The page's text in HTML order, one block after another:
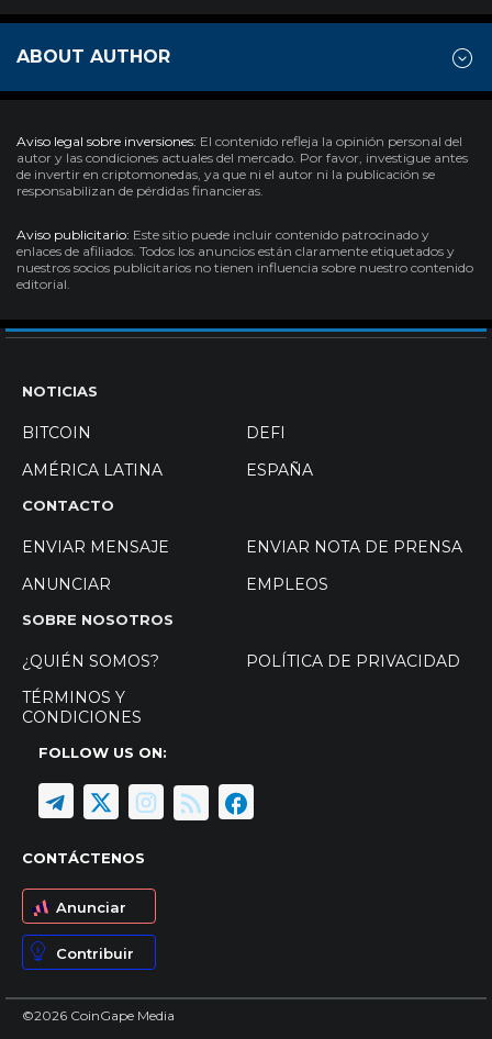
ABOUT AUTHOR
Aviso legal sobre inversiones: El contenido refleja la opinión personal del
autor y las condiciones actuales del mercado. Por favor, investigue antes
de invertir en criptomonedas, ya que ni el autor ni la publicación se
responsabilizan de pérdidas financieras.
Aviso publicitario: Este sitio puede incluir contenido patrocinado y
enlaces de afiliados. Todos los anuncios están claramente etiquetados y
nuestros socios publicitarios no tienen influencia sobre nuestro contenido
editorial.
NOTICIAS
BITCOIN
DEFI
AMÉRICA LATINA
ESPAÑA
CONTACTO
ENVIAR MENSAJE
ENVIAR NOTA DE PRENSA
ANUNCIAR
EMPLEOS
SOBRE NOSOTROS
¿QUIÉN SOMOS?
POLÍTICA DE PRIVACIDAD
TÉRMINOS Y
CONDICIONES
FOLLOW US ON:
CONTÁCTENOS
Anunciar
Contribuir
©2026 CoinGape Media